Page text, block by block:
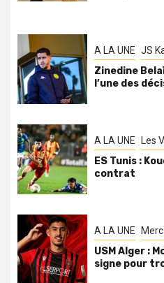
A LA UNE JS
Zinedine
l’une des
A LA UNE Les
ES Tunis :
contrat
A LA UNE
USM Alger :
signe pour